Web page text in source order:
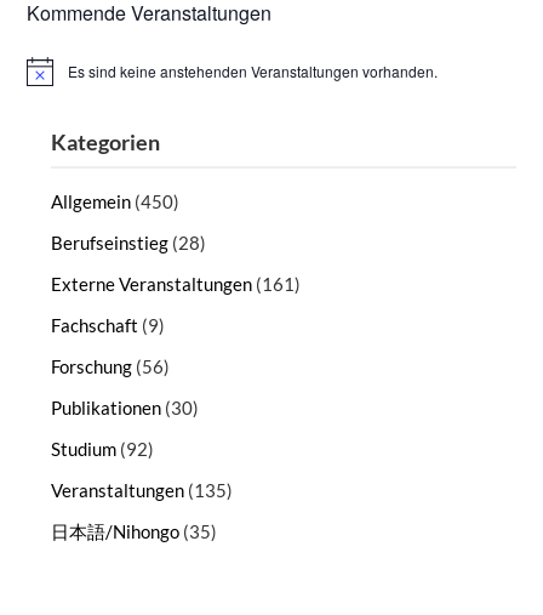
Kommende Veranstaltungen
HinweisEs sind keine anstehenden Veranstaltungen vorhanden.
Kategorien
Allgemein (450)
Berufseinstieg (28)
Externe Veranstaltungen (161)
Fachschaft (9)
Forschung (56)
Publikationen (30)
Studium (92)
Veranstaltungen (135)
日本語/Nihongo (35)